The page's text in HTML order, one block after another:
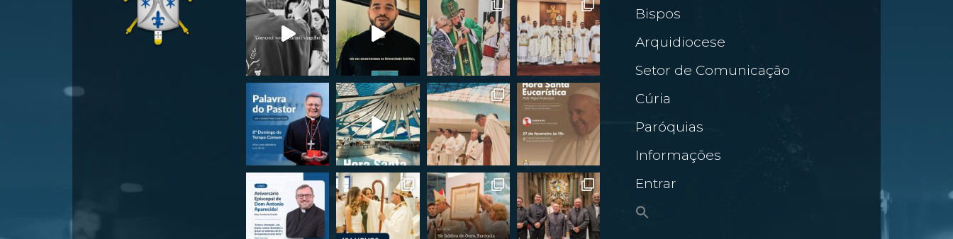
Bispos
Arquidiocese
Setor de Comunicação
Cúria
Paróquias
Informações
Entrar